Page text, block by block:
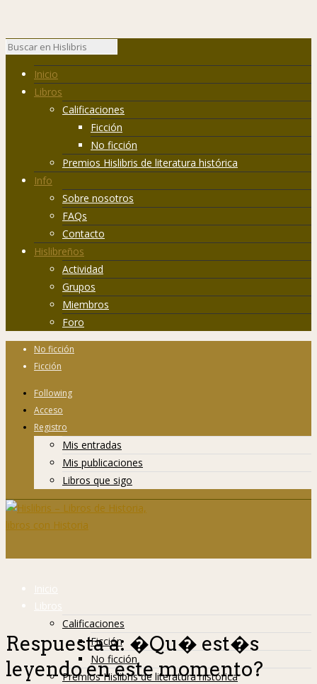
Inicio
Libros
Calificaciones
Ficción
No ficción
Premios Hislibris de literatura histórica
Info
Sobre nosotros
FAQs
Contacto
Hislibreños
Actividad
Grupos
Miembros
Foro
No ficción
Ficción
Following
Acceso
Registro
Mis entradas
Mis publicaciones
Libros que sigo
Inicio
Libros
Calificaciones
Ficción
No ficción
Premios Hislibris de literatura histórica
Respuesta a: �Qu� est�s
leyendo en este momento?